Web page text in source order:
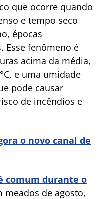
que ocorre quando
e tempo seco
épocas
Esse fenômeno é
acima da média,
e uma umidade
pode causar
de incêndios e
o novo canal de
comum durante o
meados de agosto,